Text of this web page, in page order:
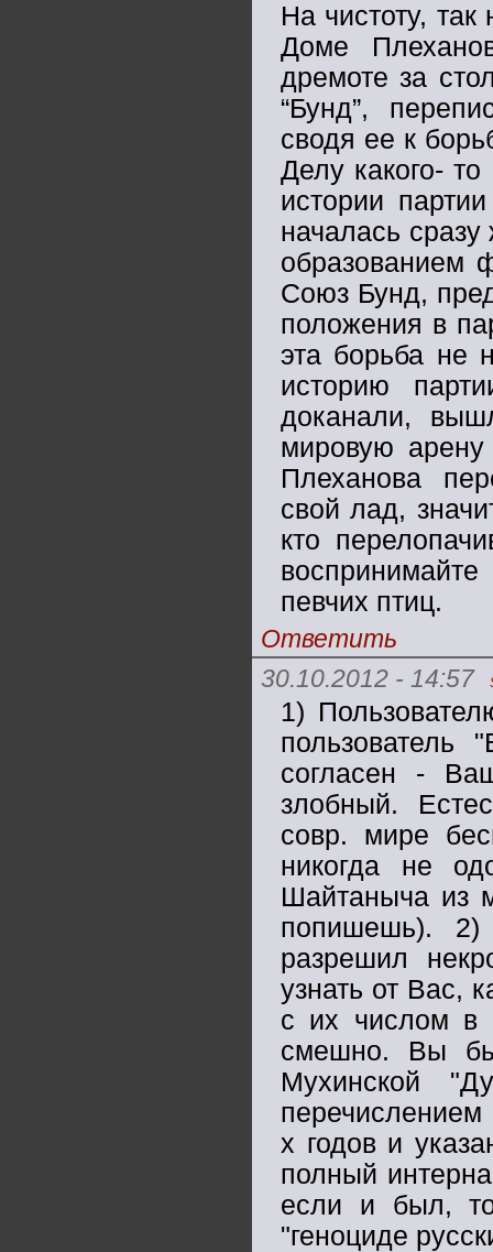
На чистоту,
Доме
дремоте за
“Бунд”,
сводя ее к
Делу какого-
истории
началась
образованием
Союз Бунд,
положения в
эта борьба не
историю
доканали,
мировую
Плеханова
свой лад,
кто
певчих птиц.
Ответить
30.10.2012 - 14:57
1)
согласен -
злобный.
совр. мире
никогда не
Шайтаныча из
попишешь). 2)
разрешил
узнать от Вас,
с их числом в
смешно. Вы бы
Мухинской
перечислением
х годов и
полный
если и был,
"геноциде